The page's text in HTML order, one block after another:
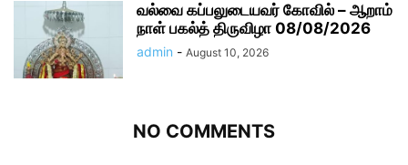
வல்வை கப்பலுடையவர் கோவில் – ஆறாம்
நாள் பகல்த் திருவிழா 08/08/2026
admin - August 10, 2026
NO COMMENTS